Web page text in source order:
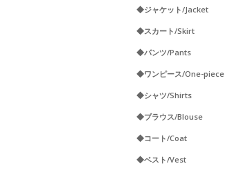
◆ジャケット/Jacket
◆スカート/Skirt
◆パンツ/Pants
◆ワンピース/One-piece
◆シャツ/Shirts
◆ブラウス/Blouse
◆コート/Coat
◆ベスト/Vest